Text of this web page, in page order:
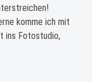
komme ich mit
ins Fotostudio,